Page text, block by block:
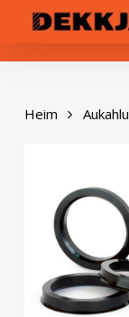
content
Heim